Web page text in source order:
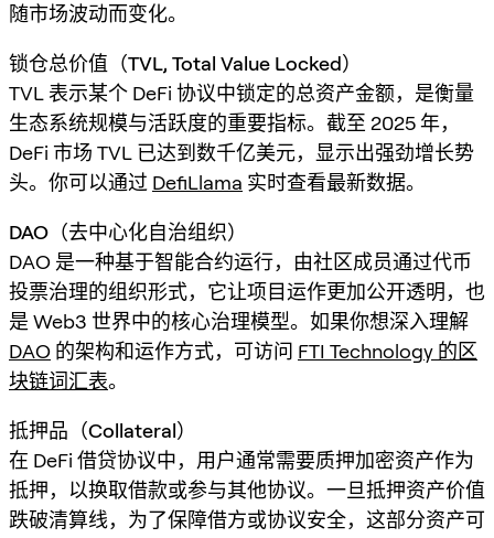
随市场波动而变化。
锁仓总价值（TVL, Total Value Locked）
TVL 表示某个 DeFi 协议中锁定的总资产金额，是衡量
生态系统规模与活跃度的重要指标。截至 2025 年，
DeFi 市场 TVL 已达到数千亿美元，显示出强劲增长势
头。你可以通过 DefiLlama 实时查看最新数据。
DAO（去中心化自治组织）
DAO 是一种基于智能合约运行，由社区成员通过代币
投票治理的组织形式，它让项目运作更加公开透明，也
是 Web3 世界中的核心治理模型。如果你想深入理解
DAO 的架构和运作方式，可访问 FTI Technology 的区
块链词汇表。
抵押品（Collateral）
在 DeFi 借贷协议中，用户通常需要质押加密资产作为
抵押，以换取借款或参与其他协议。一旦抵押资产价值
跌破清算线，为了保障借方或协议安全，这部分资产可